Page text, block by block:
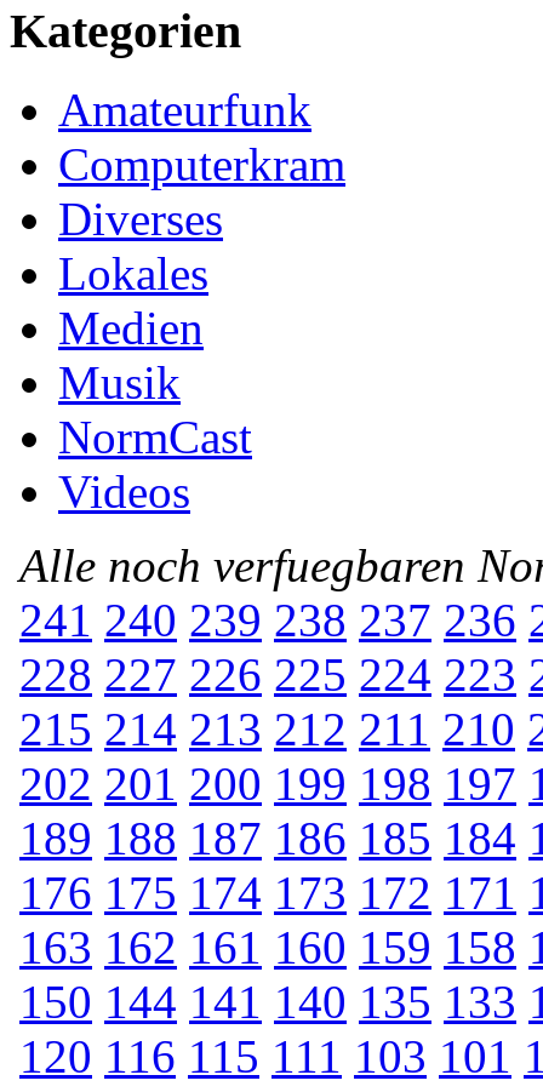
Kategorien
Amateurfunk
Computerkram
Diverses
Lokales
Medien
Musik
NormCast
Videos
Alle noch verfuegbaren
241 240 239 238 237 236
228 227 226 225 224 223
215 214 213 212 211 210
202 201 200 199 198 197
189 188 187 186 185 184
176 175 174 173 172 171
163 162 161 160 159 158
150 144 141 140 135 133
120 116 115 111 103 101